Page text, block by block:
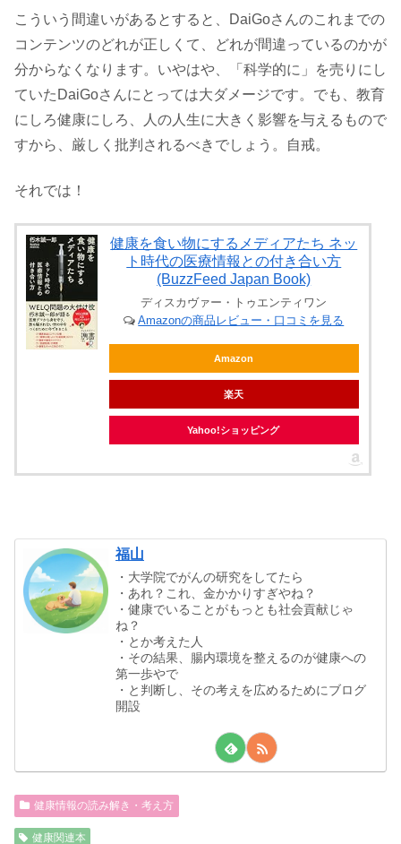
こういう間違いがあるとすると、DaiGoさんのこれまでの
コンテンツのどれが正しくて、どれが間違っているのかが
分からなくなります。いやはや、「科学的に」を売りにし
ていたDaiGoさんにとっては大ダメージです。でも、教育
にしろ健康にしろ、人の人生に大きく影響を与えるもので
すから、厳しく批判されるべきでしょう。自戒。
それでは！
健康を食い物にするメディアたち ネッ
ト時代の医療情報との付き合い方
(BuzzFeed Japan Book)
ディスカヴァー・トゥエンティワン
Amazonの商品レビュー・口コミを見る
Amazon
楽天
Yahoo!ショッピング
福山
・大学院でがんの研究をしてたら
・あれ？これ、金かかりすぎやね？
・健康でいることがもっとも社会貢献じゃ
ね？
・とか考えた人
・その結果、腸内環境を整えるのが健康への
第一歩やで
・と判断し、その考えを広めるためにブログ
開設
健康情報の読み解き・考え方
健康関連本